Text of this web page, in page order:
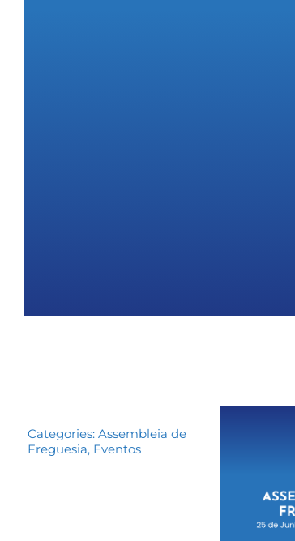
Categories:Assembleia de
Freguesia, Eventos